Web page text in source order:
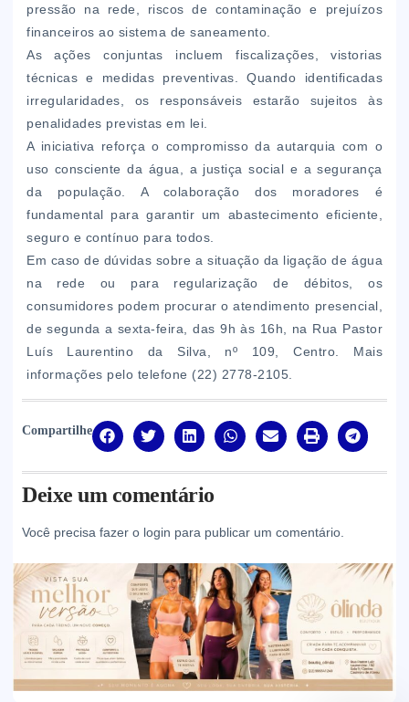
pressão na rede, riscos de contaminação e prejuízos
financeiros ao sistema de saneamento.
As ações conjuntas incluem fiscalizações, vistorias
técnicas e medidas preventivas. Quando identificadas
irregularidades, os responsáveis estarão sujeitos às
penalidades previstas em lei.
A iniciativa reforça o compromisso da autarquia com o
uso consciente da água, a justiça social e a segurança
da população. A colaboração dos moradores é
fundamental para garantir um abastecimento eficiente,
seguro e contínuo para todos.
Em caso de dúvidas sobre a situação da ligação de água
na rede ou para regularização de débitos, os
consumidores podem procurar o atendimento presencial,
de segunda a sexta-feira, das 9h às 16h, na Rua Pastor
Luís Laurentino da Silva, nº 109, Centro. Mais
informações pelo telefone (22) 2778-2105.
Compartilhe
Deixe um comentário
Você precisa fazer o login para publicar um comentário.